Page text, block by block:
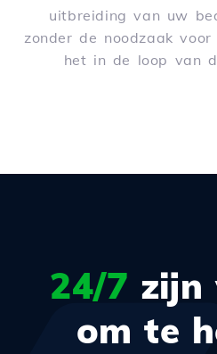
uitbreiding van uw
zonder de noodzaak
het in de loop van
24/7 zijn
om te